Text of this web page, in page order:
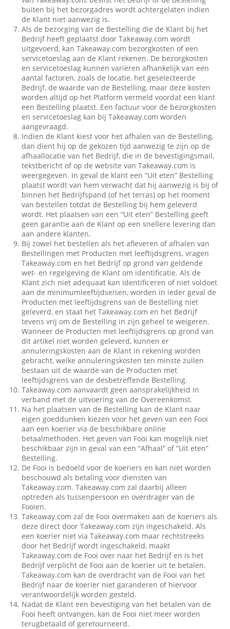
buiten bij het bezorgadres wordt achtergelaten indien
de Klant niet aanwezig is.
Als de bezorging van de Bestelling die de Klant bij het
Bedrijf heeft geplaatst door Takeaway.com wordt
uitgevoerd, kan Takeaway.com bezorgkosten of een
servicetoeslag aan de Klant rekenen. De bezorgkosten
en servicetoeslag kunnen variëren afhankelijk van een
aantal factoren, zoals de locatie, het geselecteerde
Bedrijf, de waarde van de Bestelling, maar deze kosten
worden altijd op het Platform vermeld voordat een klant
een Bestelling plaatst. Een factuur voor de bezorgkosten
en servicetoeslag kan bij Takeaway.com worden
aangevraagd.
Indien de Klant kiest voor het afhalen van de Bestelling,
dan dient hij op de gekozen tijd aanwezig te zijn op de
afhaallocatie van het Bedrijf, die in de bevestigingsmail,
tekstbericht of op de website van Takeaway.com is
weergegeven. In geval de klant een “Uit eten” Bestelling
plaatst wordt van hem verwacht dat hij aanwezig is bij of
binnen het Bedrijfspand (of het terras) op het moment
van bestellen totdat de Bestelling bij hem geleverd
wordt. Het plaatsen van een “Uit eten” Bestelling geeft
geen garantie aan de Klant op een snellere levering dan
aan andere klanten.
Bij zowel het bestellen als het afleveren of afhalen van
Bestellingen met Producten met leeftijdsgrens, vragen
Takeaway.com en het Bedrijf op grond van geldende
wet- en regelgeving de Klant om identificatie. Als de
Klant zich niet adequaat kan identificeren of niet voldoet
aan de minimumleeftijdseisen, worden in ieder geval de
Producten met leeftijdsgrens van de Bestelling niet
geleverd, en staat het Takeaway.com en het Bedrijf
tevens vrij om de Bestelling in zijn geheel te weigeren.
Wanneer de Producten met leeftijdsgrens op grond van
dit artikel niet worden geleverd, kunnen er
annuleringskosten aan de Klant in rekening worden
gebracht, welke annuleringskosten ten minste zullen
bestaan uit de waarde van de Producten met
leeftijdsgrens van de desbetreffende Bestelling.
Takeaway.com aanvaardt geen aansprakelijkheid in
verband met de uitvoering van de Overeenkomst.
Na het plaatsen van de Bestelling kan de Klant naar
eigen goeddunken kiezen voor het geven van een Fooi
aan een koerier via de beschikbare online
betaalmethoden. Het geven van Fooi kan mogelijk niet
beschikbaar zijn in geval van een “Afhaal” of “Uit eten”
Bestelling.
De Fooi is bedoeld voor de koeriers en kan niet worden
beschouwd als betaling voor diensten van
Takeaway.com. Takeaway.com zal daarbij alleen
optreden als tussenpersoon en overdrager van de
Fooien.
Takeaway.com zal de Fooi overmaken aan de koeriers als
deze direct door Takeaway.com zijn ingeschakeld. Als
een koerier niet via Takeaway.com maar rechtstreeks
door het Bedrijf wordt ingeschakeld, maakt
Takeaway.com de Fooi over naar het Bedrijf en is het
Bedrijf verplicht de Fooi aan de koerier uit te betalen.
Takeaway.com kan de overdracht van de Fooi van het
Bedrijf naar de koerier niet garanderen of hiervoor
verantwoordelijk worden gesteld.
Nadat de Klant een bevestiging van het betalen van de
Fooi heeft ontvangen, kan de Fooi niet meer worden
terugbetaald of geretourneerd.